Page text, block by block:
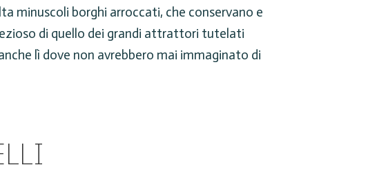
minuscoli borghi arroccati, che conservano e
di quello dei grandi attrattori tutelati
lì dove non avrebbero mai immaginato di